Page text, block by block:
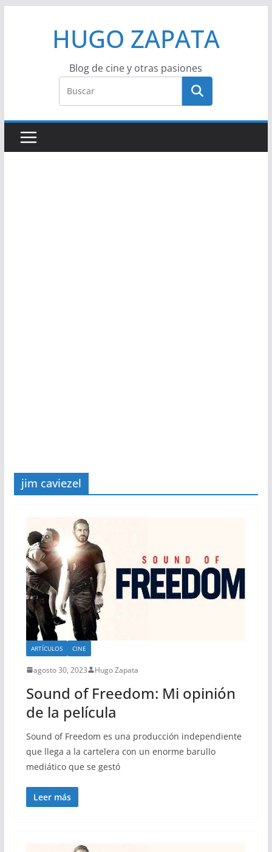
HUGO ZAPATA
Blog de cine y otras pasiones
jim caviezel
ARTÍCULOS CINE
agosto 30, 2023 Hugo Zapata
Sound of Freedom: Mi opinión
de la película
Sound of Freedom es una producción independiente
que llega a la cartelera con un enorme barullo
mediático que se gestó
Leer más